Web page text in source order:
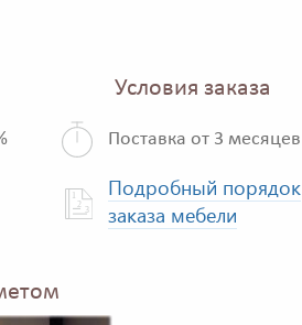
Условия заказа
Поставка от 3 месяцев
Подробный порядок
заказа мебели